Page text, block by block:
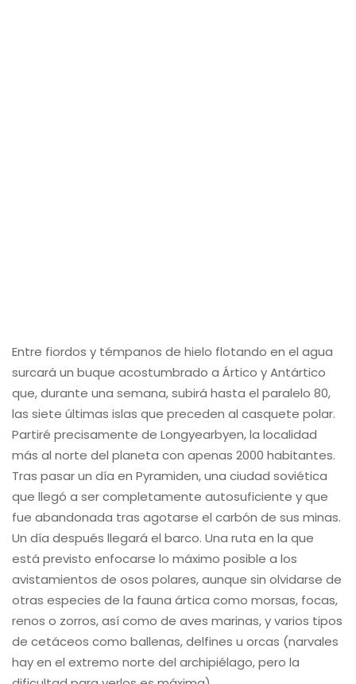
hay en el extremo norte del archipiélago, pero la
dificultad para verlos es máxima).
Tenemos previsto hacer varias salidas en zodiak e
incluso, si el tiempo no lo impide, realizar alguna que
otra caminata con raquetas de nieve. En estos
momentos hay 24 horas de luz y el aprovechamiento
promete ser máximo. Además de la tripulación experta
en este tipo de destinos polares, vendrán naturalistas
que darán charlas cada noche (por llamarla de alguna
manera). Sobre el Ártico, el oso polar, calentamiento
global, glaciares y otros temas de interés.